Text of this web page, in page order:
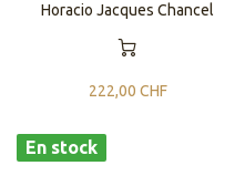
Horacio Jacques Chancel
222,00 CHF
En stock